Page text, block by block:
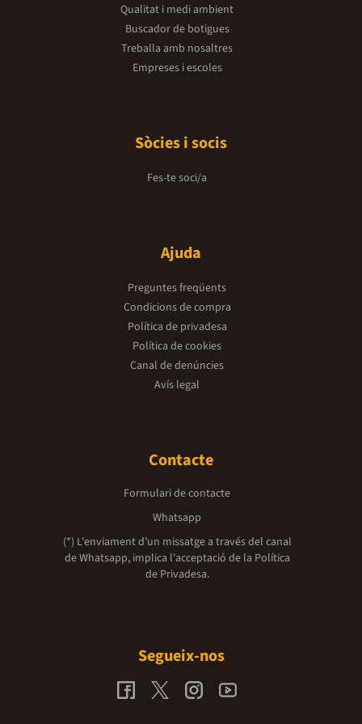
Qualitat i medi ambient
Buscador de botigues
Treballa amb nosaltres
Empreses i escoles
Sòcies i socis
Fes-te soci/a
Ajuda
Preguntes freqüents
Condicions de compra
Política de privadesa
Política de cookies
Canal de denúncies
Avís legal
Contacte
Formulari de contacte
Whatsapp
(*) L'enviament d’un missatge a través del canal
de Whatsapp, implica l'acceptació de la Política
de Privadesa.
Segueix-nos